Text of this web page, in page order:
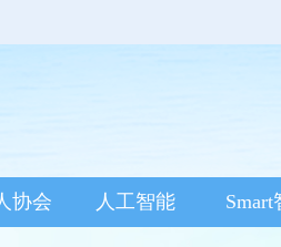
协会 人工智能 Smart